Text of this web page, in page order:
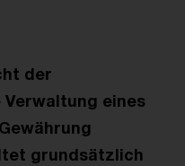
der
Verwaltung eines
grundsätzlich